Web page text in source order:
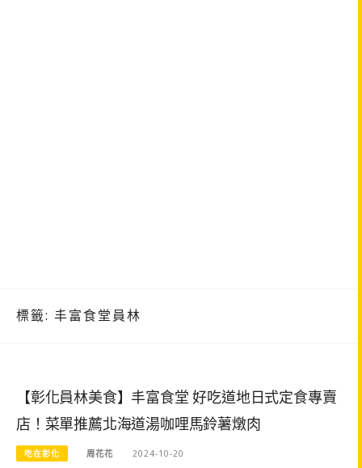
標籤: 丰富食堂員林
【彰化員林美食】丰富食堂 好吃道地日式定食專賣
店！菜單推薦北海道湯咖哩馬鈴薯燉肉
吃在彰化 周花花 2024-10-20